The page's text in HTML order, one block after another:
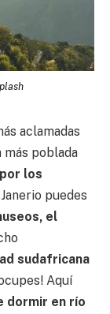
aclamadas
más poblada
los
puedes
el
sudafricana
Aquí
dormir en río